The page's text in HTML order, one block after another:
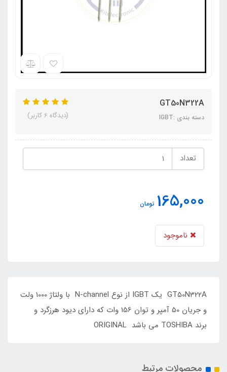
GT50N322A
دسته بندی :IGBT (دیدگاه 6 کاربر)
تعداد
165,000 تومان
ناموجود
GT50N322A یک IGBT از نوع N-channel با ولتاژ 1000 ولت
و جریان 50 آمپر و توان 156 وات که دارای دیود هرزگرد و
برند TOSHIBA می باشد ORIGINAL
محصولات مرتبط